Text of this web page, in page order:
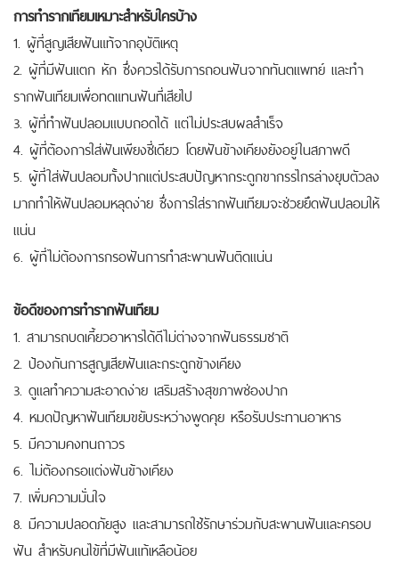
การทำรากเทียมเหมาะสำหรับใครบ้าง
1. ผู้ที่สูญเสียฟันแท้จากอุบัติเหตุ
2. ผู้ที่มีฟันแตก หัก ซึ่งควรได้รับการถอนฟันจากทันตแพทย์ และทำ
รากฟันเทียมเพื่อทดแทนฟันที่เสียไป
3. ผู้ที่ทำฟันปลอมแบบถอดได้ แต่ไม่ประสบผลสำเร็จ
4. ผู้ที่ต้องการใส่ฟันเพียงซี่เดียว โดยฟันข้างเคียงยังอยู่ในสภาพดี
5. ผู้ที่ใส่ฟันปลอมทั้งปากแต่ประสบปัญหากระดูกขากรรไกรล่างยุบตัวลง
มากทำให้ฟันปลอมหลุดง่าย ซึ่งการใส่รากฟันเทียมจะช่วยยึดฟันปลอมให้
แน่น
6. ผู้ที่ไม่ต้องการกรอฟันการทำสะพานฟันติดแน่น
ข้อดีของการทำรากฟันเทียม
1. สามารถบดเคี้ยวอาหารได้ดีไม่ต่างจากฟันธรรมชาติ
2. ป้องกันการสูญเสียฟันและกระดูกข้างเคียง
3. ดูแลทำความสะอาดง่าย เสริมสร้างสุขภาพช่องปาก
4. หมดปัญหาฟันเทียมขยับระหว่างพูดคุย หรือรับประทานอาหาร
5. มีความคงทนถาวร
6. ไม่ต้องกรอแต่งฟันข้างเคียง
7. เพิ่มความมั่นใจ
8. มีความปลอดภัยสูง และสามารถใช้รักษาร่วมกับสะพานฟันและครอบ
ฟัน สำหรับคนไข้ที่มีฟันแท้เหลือน้อย